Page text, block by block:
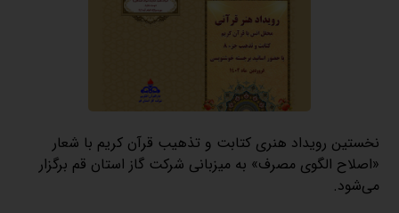
نخستین رویداد هنری کتابت و تذهیب قرآن کریم با شعار
«اصلاح الگوی مصرف» به میزبانی شرکت گاز استان قم برگزار
می‌شود.